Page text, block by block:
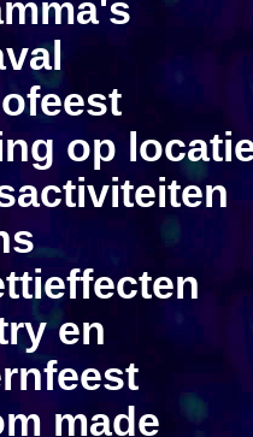
op
activiteiten
effecten
en
made